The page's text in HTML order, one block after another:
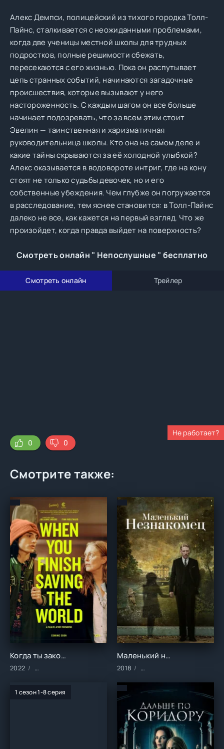
Алекс Демпси, полицейский из тихого городка Толл-
Пайнс, сталкивается с неожиданными проблемами,
когда две ученицы местной школы для трудных
подростков, полные решимости сбежать,
пересекаются с его жизнью. Пока он распутывает
цепь странных событий, начинаются загадочные
происшествия, которые вызывают у него
настороженность. С каждым шагом он все больше
начинает подозревать, что за всем этим стоит
Эвелин — таинственная и харизматичная
руководительница школы. Кто она на самом деле и
какие тайны скрываются за её холодной улыбкой?
Алекс оказывается в водовороте интриг, где на кону
стоят не только судьбы девочек, но и его
собственные убеждения. Чем глубже он погружается
в расследование, тем яснее становится: в Толл-Пайнс
далеко не все, как кажется на первый взгляд. Что же
произойдет, когда правда выйдет на поверхность?
Смотреть онлайн " Непослушные " бесплатно
Смотреть онлайн Трейлер
Не работает?
0
0
Смотрите также:
Когда ты закончишь спасать мир ()
2022 Фильмы/2022 год/Зарубежные/Драма/Комедии
Маленький незнакомец ()
2018 Фильмы/2018 год/
1 сезон 1-8 серия